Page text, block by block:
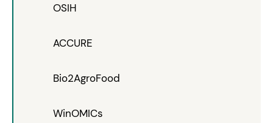
OSIH
ACCURE
Bio2AgroFood
WinOMICs